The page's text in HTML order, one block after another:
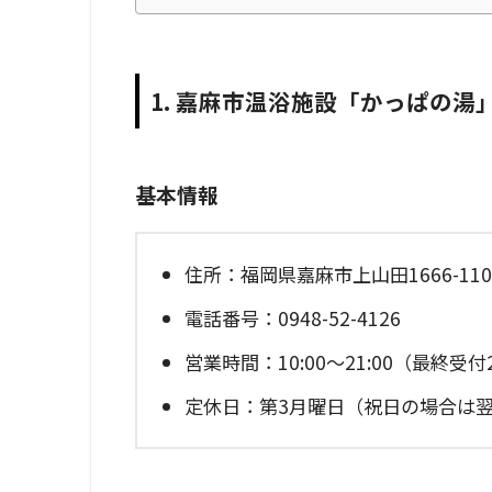
1. 嘉麻市温浴施設「かっぱの湯
基本情報
住所：福岡県嘉麻市上山田1666-110
電話番号：0948-52-4126
営業時間：10:00～21:00（最終受
定休日：第3月曜日（祝日の場合は